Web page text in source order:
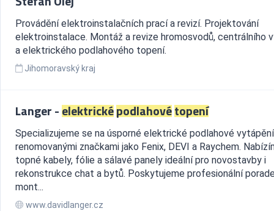
Provádění elektroinstalačních prací a revizí. Projektování
elektroinstalace. Montáž a revize hromosvodů, centrálního
a elektrického podlahového topení.
Jihomoravský kraj
Langer -elektricképodlahovétopení
Specializujeme se na úsporné elektrické podlahové
renomovanými značkami jako Fenix, DEVI a Raychem.
topné kabely, fólie a sálavé panely ideální pro novostavby i
rekonstrukce chat a bytů. Poskytujeme profesionální
mont...
www.davidlanger.cz